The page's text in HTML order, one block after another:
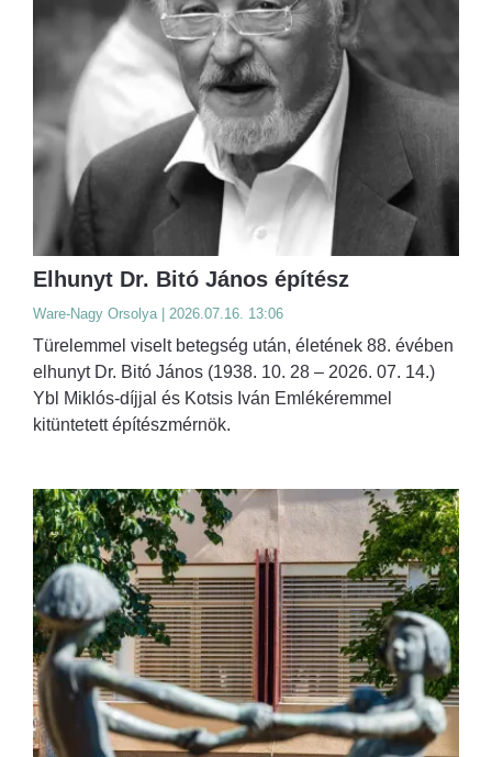
Elhunyt Dr. Bitó János építész
Ware-Nagy Orsolya | 2026.07.16. 13:06
Türelemmel viselt betegség után, életének 88. évében
elhunyt Dr. Bitó János (1938. 10. 28 – 2026. 07. 14.)
Ybl Miklós-díjjal és Kotsis Iván Emlékéremmel
kitüntetett építészmérnök.